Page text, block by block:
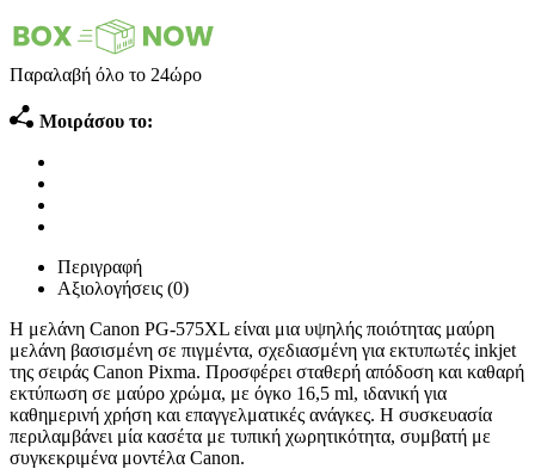
Παραλαβή όλο το 24ώρο
Μοιράσου το:
Περιγραφή
Αξιολογήσεις (0)
Η μελάνη Canon PG-575XL είναι μια υψηλής ποιότητας μαύρη
μελάνη βασισμένη σε πιγμέντα, σχεδιασμένη για εκτυπωτές inkjet
της σειράς Canon Pixma. Προσφέρει σταθερή απόδοση και καθαρή
εκτύπωση σε μαύρο χρώμα, με όγκο 16,5 ml, ιδανική για
καθημερινή χρήση και επαγγελματικές ανάγκες. Η συσκευασία
περιλαμβάνει μία κασέτα με τυπική χωρητικότητα, συμβατή με
συγκεκριμένα μοντέλα Canon.